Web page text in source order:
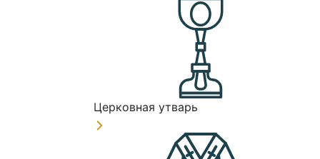
Церковная утварь